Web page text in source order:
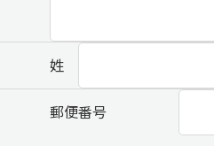
姓
郵便番号